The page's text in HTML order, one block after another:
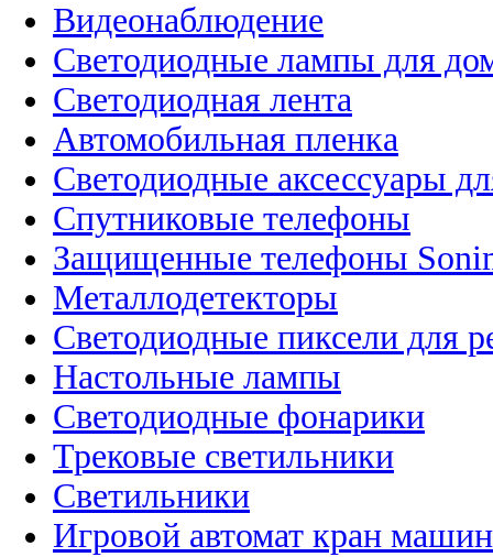
Видеонаблюдение
Светодиодные лампы для
Светодиодная лента
Автомобильная пленка
Светодиодные аксессуары
Спутниковые телефоны
Защищенные телефоны
Металлодетекторы
Светодиодные пиксели для
Настольные лампы
Светодиодные фонарики
Трековые светильники
Светильники
Игровой автомат кран